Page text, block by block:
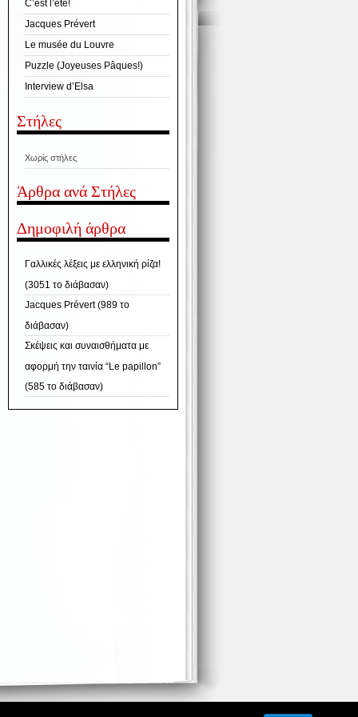
C’est l’été!
Jacques Prévert
Le musée du Louvre
Puzzle (Joyeuses Pâques!)
Interview d’Elsa
Στήλες
Χωρίς στήλες
Άρθρα ανά Στήλες
Δημοφιλή άρθρα
Γαλλικές λέξεις με ελληνική ρίζα!
(3051 το διάβασαν)
Jacques Prévert (989 το
διάβασαν)
Σκέψεις και συναισθήματα με
αφορμή την ταινία “Le papillon”
(585 το διάβασαν)